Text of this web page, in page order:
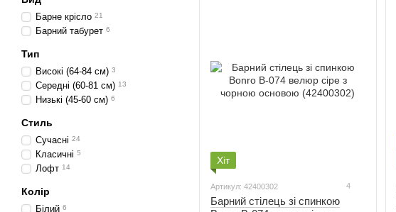
Хіт
Артикул: 42400302 4
Барний стілець зі спинкою
Барне крісло 21
Барний табурет 6
Тип
Високі (64-84 см) 3
Середні (60-81 см) 13
Низькі (45-60 см) 6
Стиль
Сучасні 24
Класичні 5
Лофт 14
Колір
Білий 6